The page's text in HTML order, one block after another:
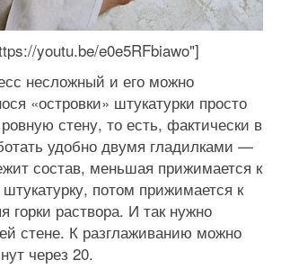
youtu.be/e0e5RFbiawo"]
несложный и его можно
«островки» штукатурки просто
стену, то есть, фактически в
удобно двумя гладилками —
состав, меньшая прижимается к
потом прижимается к
горки раствора. И так нужно
стене. К разглаживанию можно
через 20.